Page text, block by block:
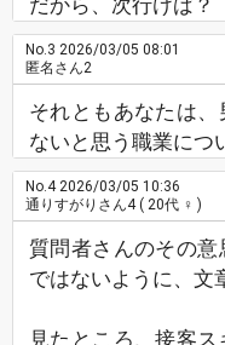
だから、次行けば？
No.3 2026/03/05 08:01
匿名さん2
それともあなたは、
ないと思う職業につ
No.42026/03/05 10:36
通りすがりさん4( 20代 ♀ )
質問者さんのその
ではないように、文
見たところ、接客